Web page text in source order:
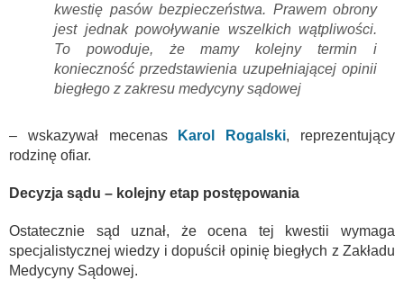
kwestię pasów bezpieczeństwa. Prawem obrony
jest jednak powoływanie wszelkich wątpliwości.
To powoduje, że mamy kolejny termin i
konieczność przedstawienia uzupełniającej opinii
biegłego z zakresu medycyny sądowej
– wskazywał mecenas Karol Rogalski, reprezentujący
rodzinę ofiar.
Decyzja sądu – kolejny etap postępowania
Ostatecznie sąd uznał, że ocena tej kwestii wymaga
specjalistycznej wiedzy i dopuścił opinię biegłych z Zakładu
Medycyny Sądowej.